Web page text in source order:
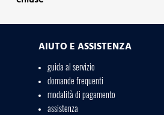
AIUTO E ASSISTENZA
guida al servizio
domande frequenti
modalità di pagamento
assistenza